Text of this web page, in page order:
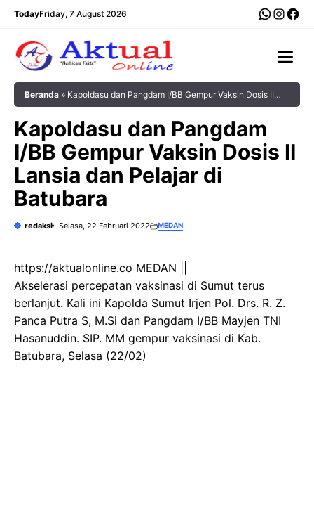
Langsung
TodayFriday, 7 August 2026
Beranda » Kapoldasu dan Pangdam I/BB Gempur Vaksin Dosis II
Kapoldasu dan Pangdam
I/BB Gempur Vaksin Dosis II
Lansia dan Pelajar di
Batubara
redaksi Selasa, 22 Februari 2022 MEDAN
https://aktualonline.co MEDAN ||
Akselerasi percepatan vaksinasi di Sumut terus
berlanjut. Kali ini Kapolda Sumut Irjen Pol. Drs. R. Z.
Panca Putra S, M.Si dan Pangdam I/BB Mayjen TNI
Hasanuddin. SIP. MM gempur vaksinasi di Kab.
Batubara, Selasa (22/02)